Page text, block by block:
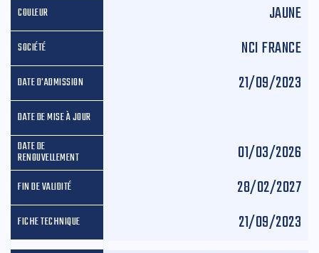
JAUNE
NCI FRANCE
21/09/2023
01/03/2026
28/02/2027
21/09/2023